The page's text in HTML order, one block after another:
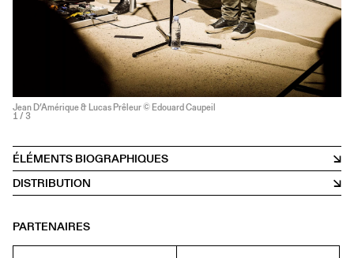
Jean D’Amérique & Lucas Prêleur © Edouard Caupeil
1 / 3
ÉLÉMENTS BIOGRAPHIQUES
DISTRIBUTION
PARTENAIRES